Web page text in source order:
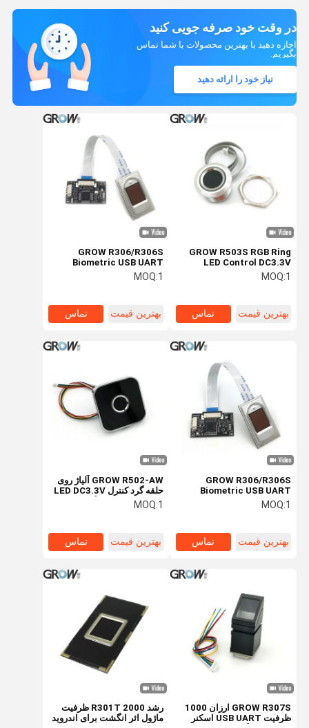
محصولات درباره ما
در وقت خود صرفه جویی کنید
اجازه دهید با بهترین محصولات با شما تماس
بگیریم.
نیاز خود را ارائه دهید
GROW R503S RGB Ring
LED Control DC3.3V
SH1.0-6pin 150 Capacity
Capacitive Fingerprint
MOQ:1
بهترین قیمت تماس
GROW R306/R306S
Biometric USB UART
اثر انگشت اسکنر سنسور برای
MOQ:1
بهترین قیمت تماس
GROW R306/R306S
Biometric USB UART
اثر انگشت اسکنر سنسور برای
MOQ:1
بهترین قیمت تماس
GROW R502-AW آلیاژ روی
حلقه گرد کنترل LED DC3.3V
اسکنر ماژول اثر انگشت
ظرفیت
MOQ:1
بهترین قیمت تماس
GROW R307S ارزان 1000
ظرفیت USB UART اسکنر
رشد R301T 2000 ظرفیت
ماژول اثر انگشت برای اندروید